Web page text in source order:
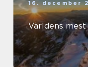
16. december
Världens